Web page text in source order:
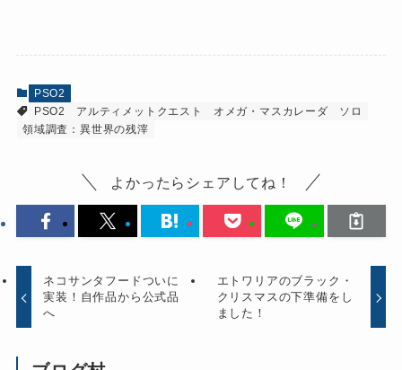
PSO2
PSO2
アルティメットクエスト オメガ・マスカレーダ
ソロ
領域調査：異世界の残滓
よかったらシェアしてね！
ネコサンタフードついに
実装！自作品から公式品
へ
エトワリアのブラック・
クリスマスの下準備をし
ました！